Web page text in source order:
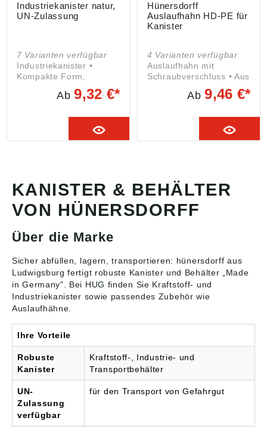
Industriekanister natur,
UN-Zulassung
7 Varianten verfügbar
Industriekanister •
Kompakte Form,
handlich und stapelbar •
Lebensmittelbeständig
Beständigkeit gegen
Säuren, Laugen und
weitere Chemikalien •
und Laugen) •
Polyethylen (HP-PE) •
Farbe: natur
Ab9,32 €*
Hünersdorff
Auslaufhahn HD-PE für
Kanister
4 Varianten verfügbar
Auslaufhahn mit
Schraubverschluss • Aus
bruchsicherem
Polyethylen mit
Schlauch • Sehr gute
Beständigkeit gegen
Verschraubung
Ab9,46 €*
KANISTER & BEHÄLTER
VON HÜNERSDORFF
Über die Marke
Sicher abfüllen, lagern, transportieren: hünersdorff aus
Ludwigsburg fertigt robuste Kanister und Behälter „Made
in Germany". Bei HUG finden Sie Kraftstoff- und
Industriekanister sowie passendes Zubehör wie
Auslaufhähne.
Ihre Vorteile
Robuste
Kanister
Kraftstoff-, Industrie- und
Transportbehälter
UN-
Zulassung
verfügbar
für den Transport von Gefahrgut